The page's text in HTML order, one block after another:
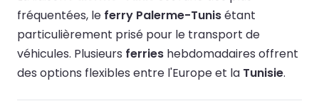
fréquentées, le ferry Palerme-Tunisétant
particulièrement prisé pour le transport de
véhicules. Plusieurs ferries hebdomadaires offrent
des options flexibles entre l'Europe et la Tunisie.